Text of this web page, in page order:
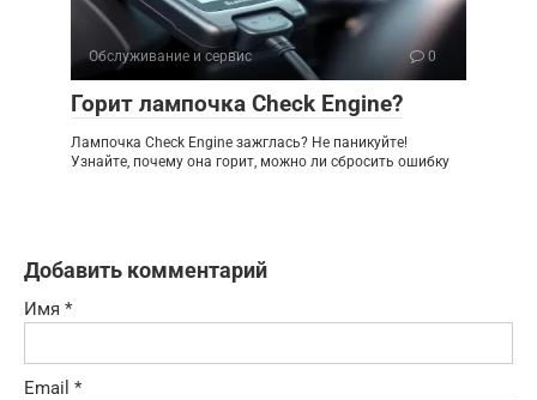
Обслуживание и сервис 0
Горит лампочка Check Engine?
Лампочка Check Engine зажглась? Не паникуйте!
Узнайте, почему она горит, можно ли сбросить ошибку
Добавить комментарий
Имя *
Email *